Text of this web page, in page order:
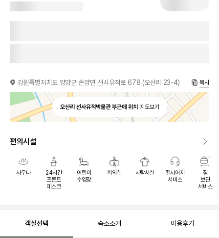
강원특별자치도 양양군 손양면 선사유적로 678 (오산리 23-4) 복사
오산리 선사유적박물관 부근에 위치 지도보기
편의시설
사우나
24시간
프론트
데스크
어린이
수영장
회의실 세탁시설
컨시어지
서비스
짐
보관
서비스
객실선택 숙소소개 이용후기